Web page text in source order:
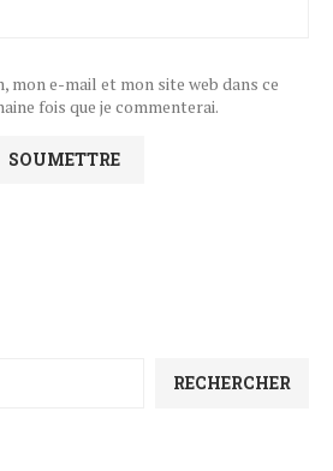
mon e-mail et mon site web dans ce
fois que je commenterai.
RECHERCHER